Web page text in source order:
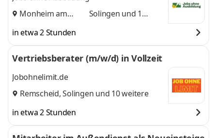
Monheim am
Solingen und 1
in etwa 2 Stunden
Vertriebsberater (m/w/d) in Vollzeit
Jobohnelimit.de
Remscheid,Solingen und 10 weitere
in etwa 2 Stunden